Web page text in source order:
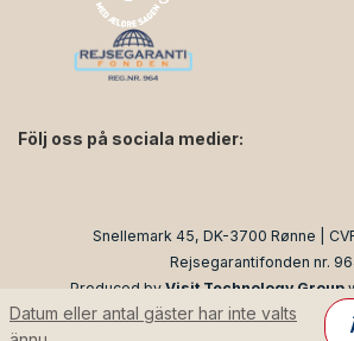
Datum eller antal gäster har inte valts
Följ oss på sociala medier:
Snellemark 45, DK-3700 Rønne |
Rejsegarantifonden nr.
Produced by Visit Technology Group
Information & Reservation